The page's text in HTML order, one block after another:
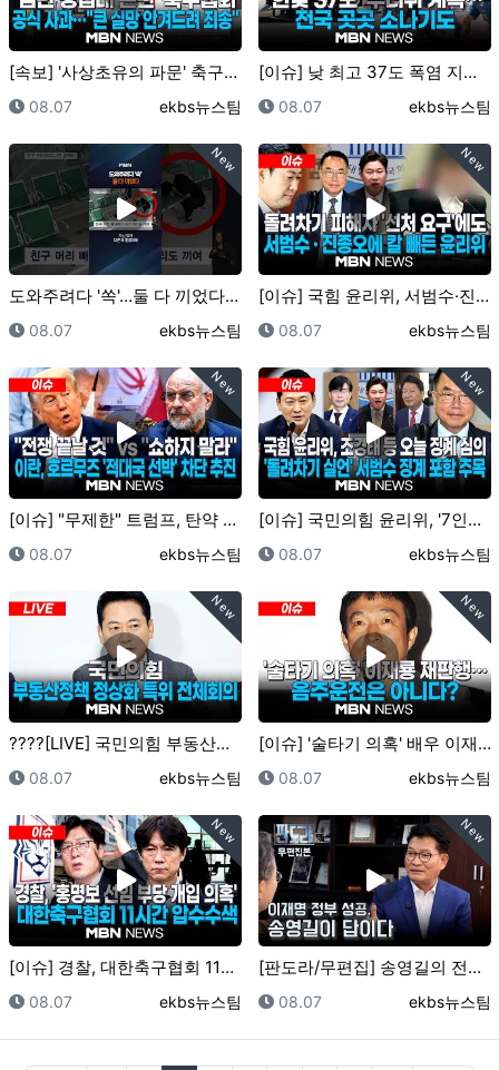
[속보] '사상초유의 파문' 축구협회 사과문…"참담한 …
등록일
08.07 등록자
ekbs뉴스팀
[이슈] 낮 최고 37도 폭염 지속…오후에는 일부 지역…
등록일
08.07 등록자
ekbs뉴스팀
New
도와주려다 '쏙'…둘 다 끼었다 #shorts #숏톡
등록일
08.07 등록자
ekbs뉴스팀
New
[이슈] 국힘 윤리위, 서범수·진종오 중징계 착수에…돌…
등록일
08.07 등록자
ekbs뉴스팀
New
[이슈] "무제한" 트럼프, 탄약 부족설 보도 반박에……
등록일
08.07 등록자
ekbs뉴스팀
New
[이슈] 국민의힘 윤리위, '7인체제' 구성 후 오늘 …
등록일
08.07 등록자
ekbs뉴스팀
New
????[LIVE] 국민의힘 부동산정책 정상화 특별위원…
등록일
08.07 등록자
ekbs뉴스팀
New
[이슈] '술타기 의혹' 배우 이재룡 재판행…음주운전은…
등록일
08.07 등록자
ekbs뉴스팀
New
[이슈] 경찰, 대한축구협회 11시간 압수수색…홍명보 …
등록일
08.07 등록자
ekbs뉴스팀
New
[판도라/무편집] 송영길의 전당대회 출마 이유? "당연…
등록일
08.07 등록자
ekbs뉴스팀